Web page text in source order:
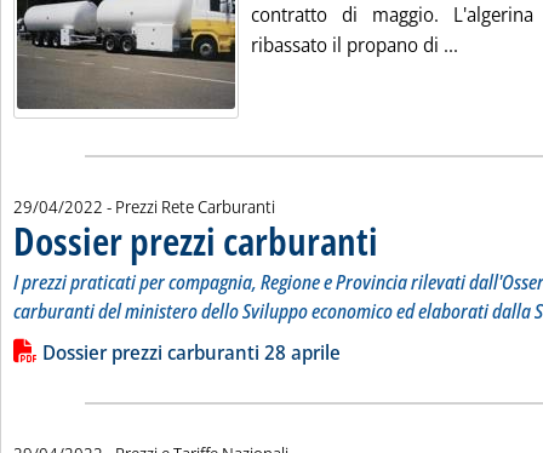
contratto di maggio.
ribassato il propano di ...
29/04/2022 - Prezzi Rete Carburanti
Dossier prezzi carburanti
I prezzi praticati per compagnia, Regione e Provincia rilevati
carburanti del ministero dello Sviluppo economico ed elaborati dalla
Leggi tutta la notizia: 'Dossier prezzi carburanti'
Lista allegati PDF alla notizia
Dossier prezzi carburanti 28 aprile